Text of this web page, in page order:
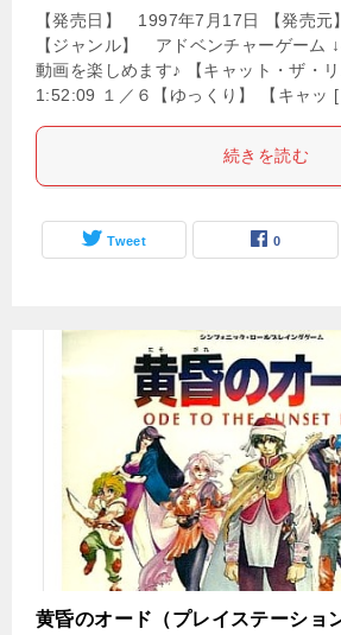
【発売日】 1997年7月17日 【発売
【ジャンル】 アドベンチャーゲーム
動画を楽しめます♪ 【キャット・ザ・
1:52:09 １／６【ゆっくり】 【キャッ
続きを読む
Tweet 0
黄昏のオード（プレイステーショ